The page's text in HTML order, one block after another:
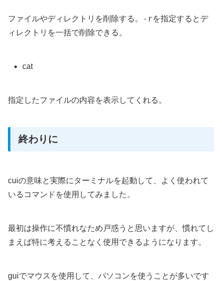
ファイルやディレクトリを削除する。 -rを指定するとデ
ィレクトリを一括で削除できる。
cat
指定したファイルの内容を表示してくれる。
終わりに
cuiの意味と実際にターミナルを起動して、よく使われて
いるコマンドを使用してみました。
最初は操作に不慣れなため戸惑うと思いますが、慣れてし
まえば特に考えることなく使用できるようになります。
guiでマウスを使用して、パソコンを使うことが多いです